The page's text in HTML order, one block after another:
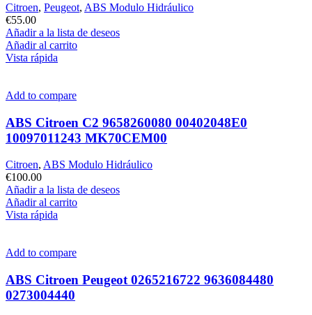
Citroen, Peugeot, ABS Modulo Hidráulico
€55.00
Añadir a la lista de deseos
Añadir al carrito
Vista rápida
Add to compare
ABS Citroen C2 9658260080 00402048E0
10097011243 MK70CEM00
Citroen, ABS Modulo Hidráulico
€100.00
Añadir a la lista de deseos
Añadir al carrito
Vista rápida
Add to compare
ABS Citroen Peugeot 0265216722 9636084480
0273004440